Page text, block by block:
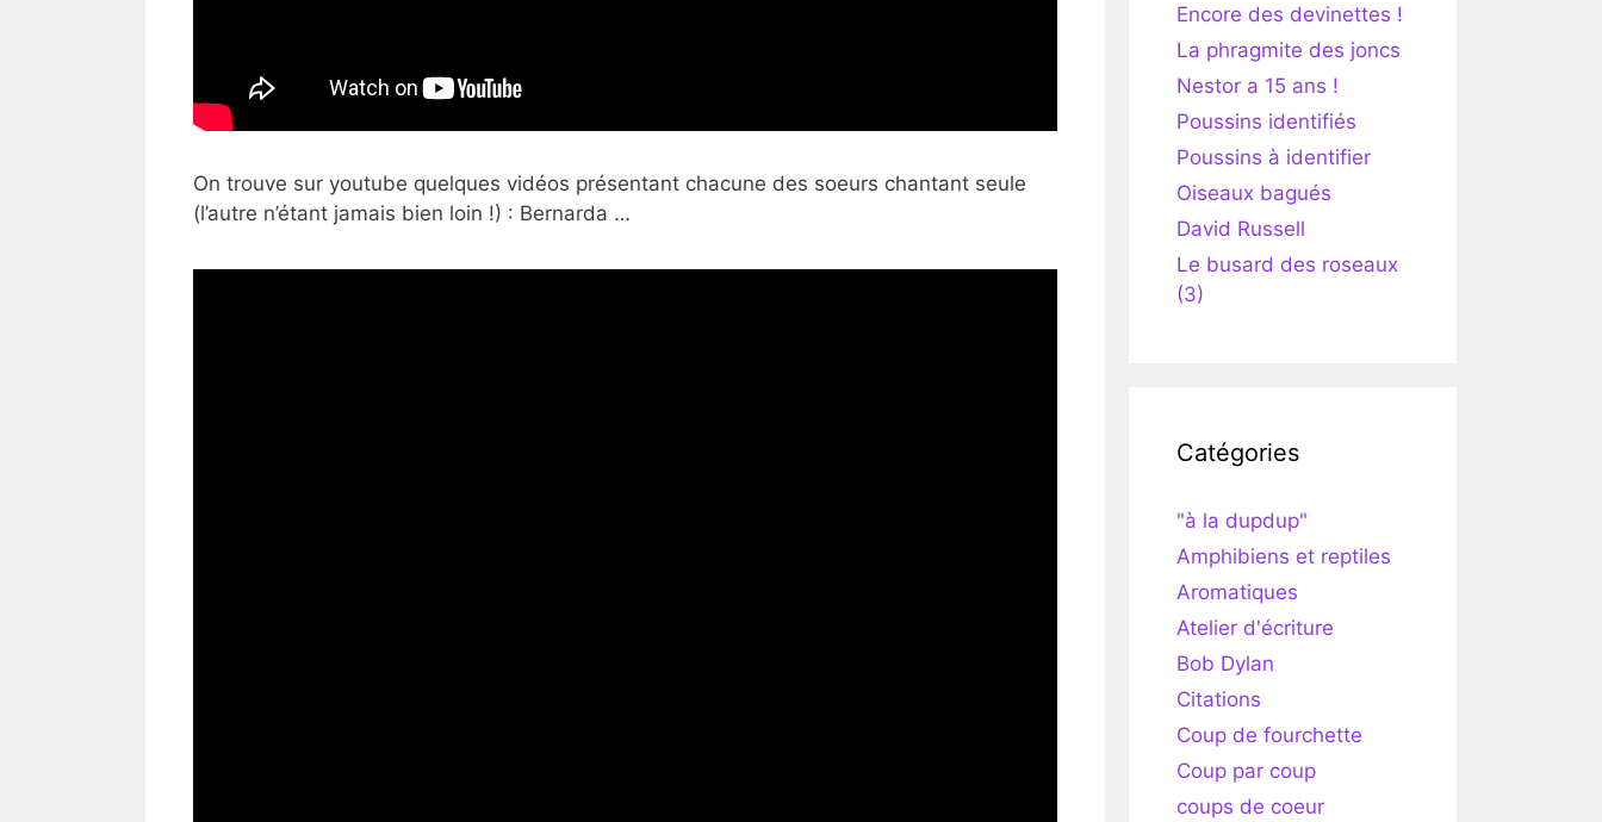
On trouve sur youtube quelques vidéos présentant chacune des soeurs chantant seule
(l’autre n’étant jamais bien loin !) : Bernarda …
Encore des devinettes !
La phragmite des joncs
Nestor a 15 ans !
Poussins identifiés
Poussins à identifier
Oiseaux bagués
David Russell
Le busard des roseaux
(3)
Catégories
"à la dupdup"
Amphibiens et reptiles
Aromatiques
Atelier d'écriture
Bob Dylan
Citations
Coup de fourchette
Coup par coup
coups de coeur